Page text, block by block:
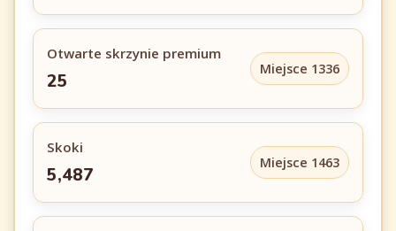
Otwarte skrzynie premium
25
Miejsce 1336
Skoki
5,487
Miejsce 1463